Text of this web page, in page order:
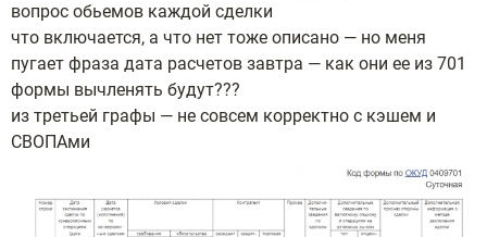
вопрос обьемов каждой сделки
что включается, а что нет тоже описано — но меня
пугает фраза дата расчетов завтра — как они ее из 701
формы вычленять будут???
из третьей графы — не совсем корректно с кэшем и
СВОПАми